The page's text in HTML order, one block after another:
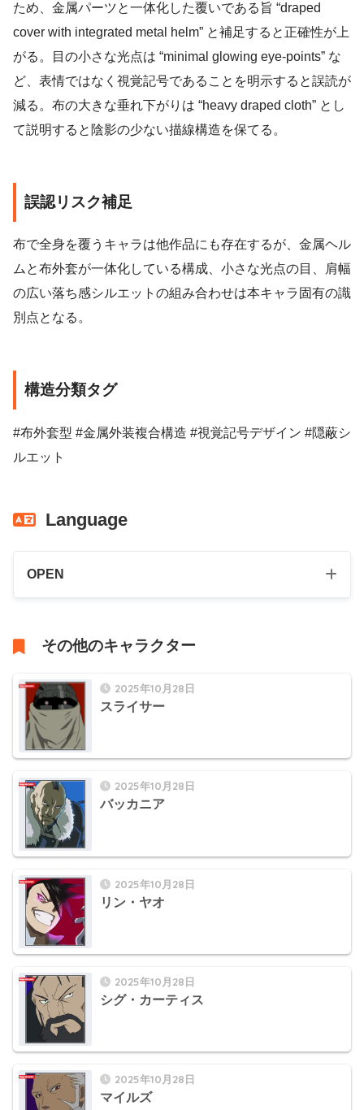
ため、金属パーツと一体化した覆いである旨 “draped
cover with integrated metal helm” と補足すると正確性が上
がる。目の小さな光点は “minimal glowing eye-points” な
ど、表情ではなく視覚記号であることを明示すると誤読が
減る。布の大きな垂れ下がりは “heavy draped cloth” とし
て説明すると陰影の少ない描線構造を保てる。
誤認リスク補足
布で全身を覆うキャラは他作品にも存在するが、金属ヘル
ムと布外套が一体化している構成、小さな光点の目、肩幅
の広い落ち感シルエットの組み合わせは本キャラ固有の識
別点となる。
構造分類タグ
#布外套型 #金属外装複合構造 #視覚記号デザイン #隠蔽シ
ルエット
Language
OPEN
その他のキャラクター
2025年10月28日
スライサー
2025年10月28日
バッカニア
2025年10月28日
リン・ヤオ
2025年10月28日
シグ・カーティス
2025年10月28日
マイルズ